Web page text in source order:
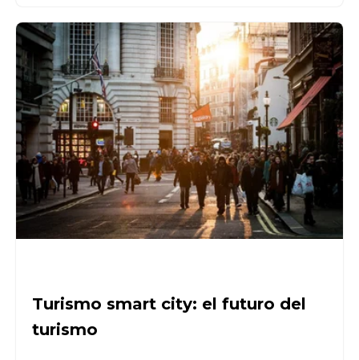
Turismo smart city: el futuro del
turismo